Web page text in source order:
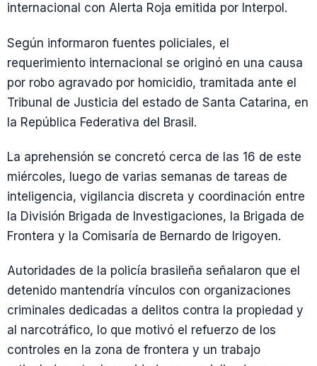
internacional con Alerta Roja emitida por Interpol.
Según informaron fuentes policiales, el
requerimiento internacional se originó en una causa
por robo agravado por homicidio, tramitada ante el
Tribunal de Justicia del estado de Santa Catarina, en
la República Federativa del Brasil.
La aprehensión se concretó cerca de las 16 de este
miércoles, luego de varias semanas de tareas de
inteligencia, vigilancia discreta y coordinación entre
la División Brigada de Investigaciones, la Brigada de
Frontera y la Comisaría de Bernardo de Irigoyen.
Autoridades de la policía brasileña señalaron que el
detenido mantendría vínculos con organizaciones
criminales dedicadas a delitos contra la propiedad y
al narcotráfico, lo que motivó el refuerzo de los
controles en la zona de frontera y un trabajo